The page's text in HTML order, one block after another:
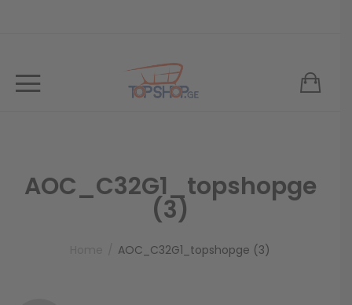
AOC_C32G1_topshopge
(3)
AOC_C32G1_topshopge (3)